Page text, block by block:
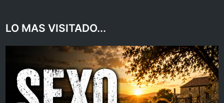
LO MAS VISITADO...